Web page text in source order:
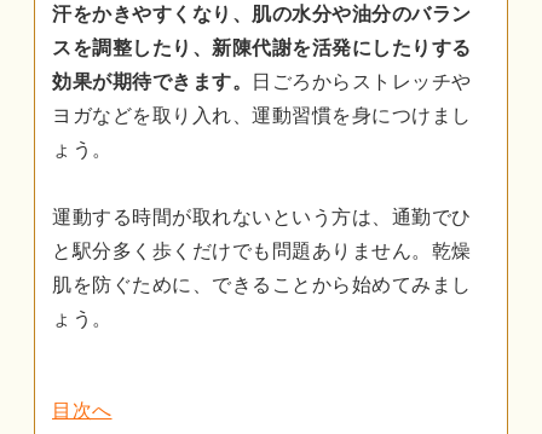
汗をかきやすくなり、肌の水分や油分のバラン
スを調整したり、新陳代謝を活発にしたりする
効果が期待できます。
日ごろからストレッチや
ヨガなどを取り入れ、運動習慣を身につけまし
ょう。
運動する時間が取れないという方は、通勤でひ
と駅分多く歩くだけでも問題ありません。乾燥
肌を防ぐために、できることから始めてみまし
ょう。
目次へ